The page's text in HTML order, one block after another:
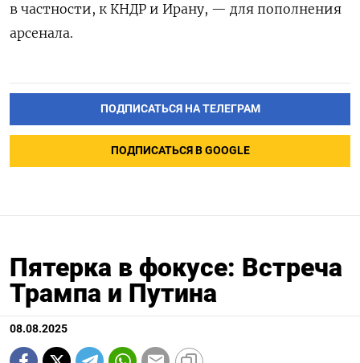
в частности, к КНДР и Ирану, — для пополнения
арсенала.
ПОДПИСАТЬСЯ НА ТЕЛЕГРАМ
ПОДПИСАТЬСЯ В GOOGLE
Пятерка в фокусе: Встреча
Трампа и Путина
08.08.2025